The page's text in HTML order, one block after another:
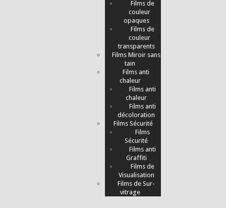
Films de
couleur
opaques
Films de
couleur
transparents
Films Miroir sans
tain
Films anti
chaleur
Films anti
chaleur
Films anti
décoloration
Films Sécurité
Films
Sécurité
Films anti
Graffiti
Films de
Visualisation
Films de Sur-
vitrage